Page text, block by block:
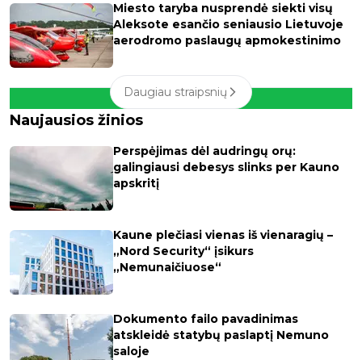
Miesto taryba nusprendė siekti visų
Aleksote esančio seniausio Lietuvoje
aerodromo paslaugų apmokestinimo
Daugiau straipsnių
Naujausios žinios
Perspėjimas dėl audringų orų:
galingiausi debesys slinks per Kauno
apskritį
Kaune plečiasi vienas iš vienaragių –
„Nord Security“ įsikurs
„Nemunaičiuose“
Dokumento failo pavadinimas
atskleidė statybų paslaptį Nemuno
saloje